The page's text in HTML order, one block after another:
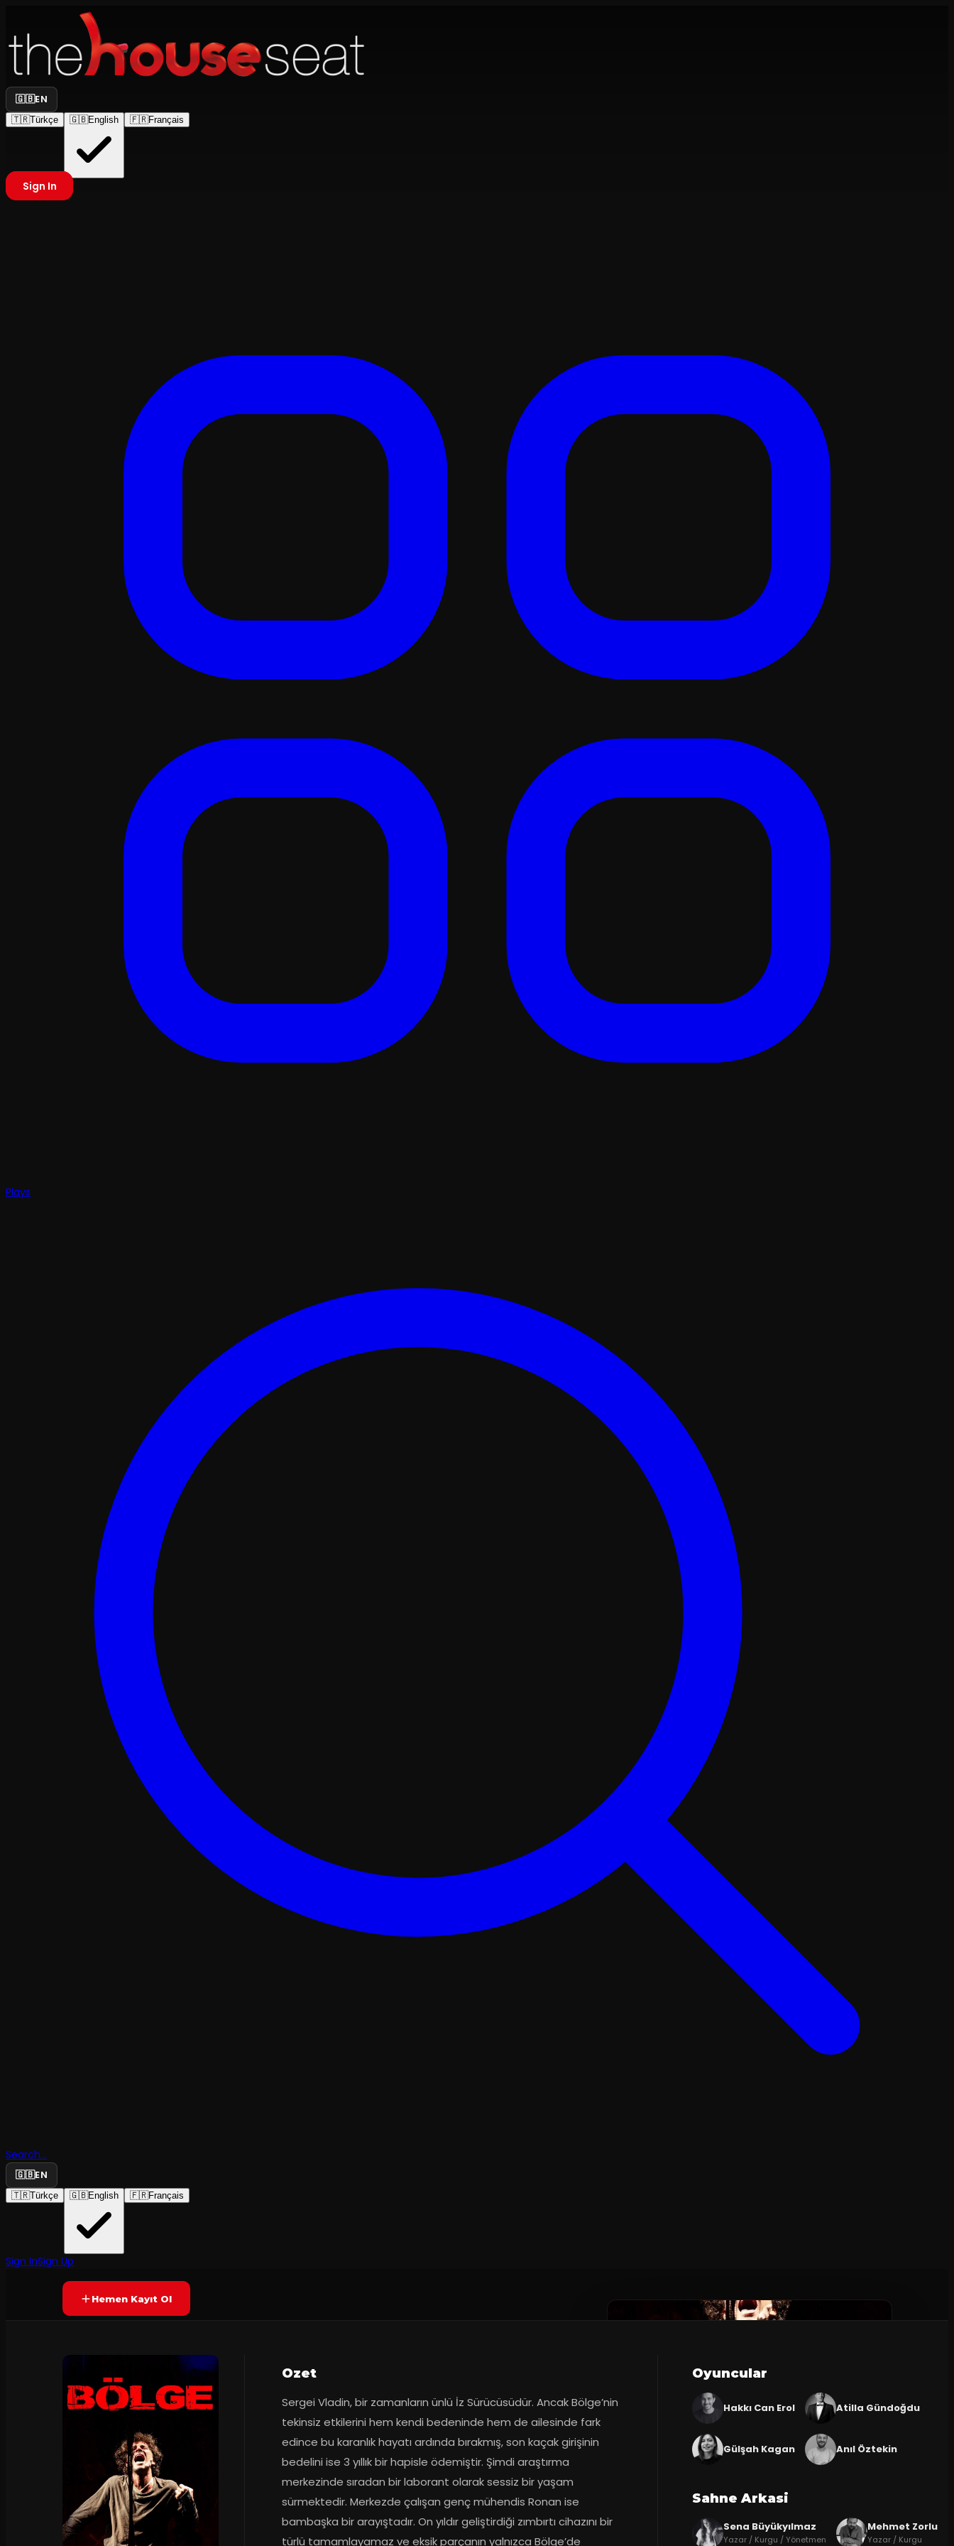
🇬🇧EN
🇹🇷Türkçe 🇬🇧English 🇫🇷Français
Sign In
Plays
Search...
🇬🇧EN
🇹🇷Türkçe 🇬🇧English 🇫🇷Français
Sign InSign Up
Bölge
Tiyatro Oyun KutusuGirift Tiyatro
YAKINDA
Hemen Kayıt Ol
Ozet
Sergei Vladin, bir zamanların ünlü İz Sürücüsüdür. Ancak Bölge’nin
tekinsiz etkilerini hem kendi bedeninde hem de ailesinde fark
edince bu karanlık hayatı ardında bırakmış, son kaçak girişinin
bedelini ise 3 yıllık bir hapisle ödemiştir. Şimdi araştırma
merkezinde sıradan bir laborant olarak sessiz bir yaşam
sürmektedir. Merkezde çalışan genç mühendis Ronan ise
bambaşka bir arayıştadır. On yıldır geliştirdiği zımbırtı cihazını bir
türlü tamamlayamaz ve eksik parçanın yalnızca Bölge’de
Oyuncular
Hakkı Can Erol Atilla Gündoğdu
Gülşah Kagan Anıl Öztekin
Sahne Arkasi
Sena Büyükyılmaz
Yazar / Kurgu / Yönetmen
Mehmet Zorlu
Yazar / Kurgu